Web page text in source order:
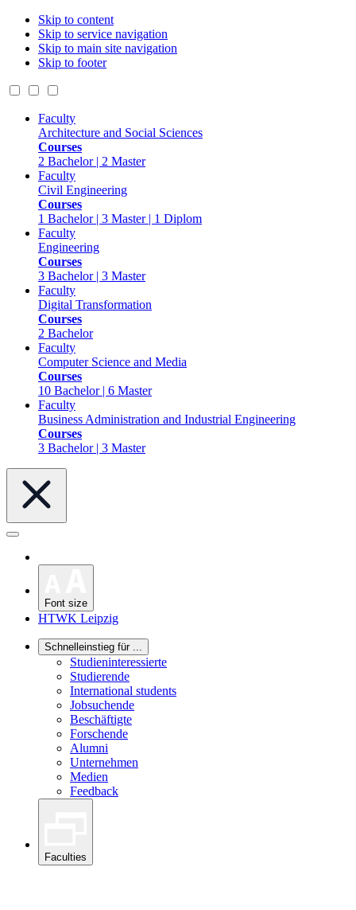
Skip to content
Skip to service navigation
Skip to main site navigation
Skip to footer
Faculty
Architecture and Social Sciences
Courses
2 Bachelor | 2 Master
Faculty
Civil Engineering
Courses
1 Bachelor | 3 Master | 1 Diplom
Faculty
Engineering
Courses
3 Bachelor | 3 Master
Faculty
Digital Transformation
Courses
2 Bachelor
Faculty
Computer Science and Media
Courses
10 Bachelor | 6 Master
Faculty
Business Administration and Industrial Engineering
Courses
3 Bachelor | 3 Master
Font size
HTWK Leipzig
Schnelleinstieg für ...
Studieninteressierte
Studierende
International students
Jobsuchende
Beschäftigte
Forschende
Alumni
Unternehmen
Medien
Feedback
Faculties